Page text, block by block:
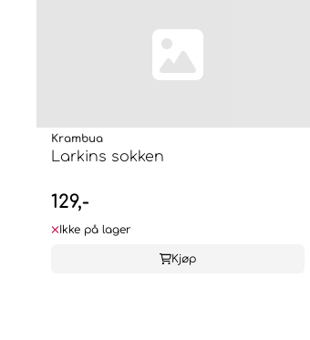
Krambua
Larkins sokken
129,-
Ikke på lager
Kjøp